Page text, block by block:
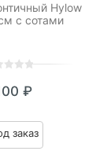
Hylow
с сотами
₽
заказ